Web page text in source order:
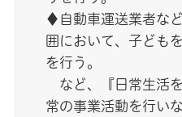
♦自動車運送業者な
囲において、子ども
を行う。
など、『日常生活
常の事業活動を行い